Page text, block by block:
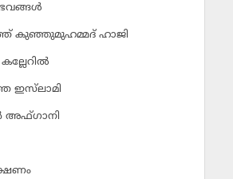
കുഞ്ഞുമുഹമ്മദ് ഹാജി
ഇസ്‌ലാമി
അഫ്ഗാനി